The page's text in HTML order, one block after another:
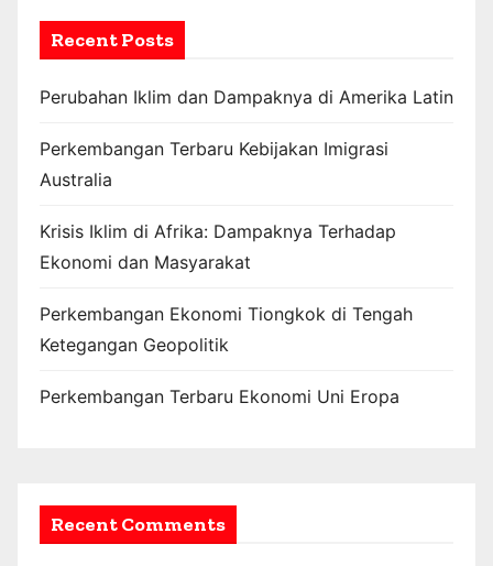
Recent Posts
Perubahan Iklim dan Dampaknya di Amerika Latin
Perkembangan Terbaru Kebijakan Imigrasi
Australia
Krisis Iklim di Afrika: Dampaknya Terhadap
Ekonomi dan Masyarakat
Perkembangan Ekonomi Tiongkok di Tengah
Ketegangan Geopolitik
Perkembangan Terbaru Ekonomi Uni Eropa
Recent Comments